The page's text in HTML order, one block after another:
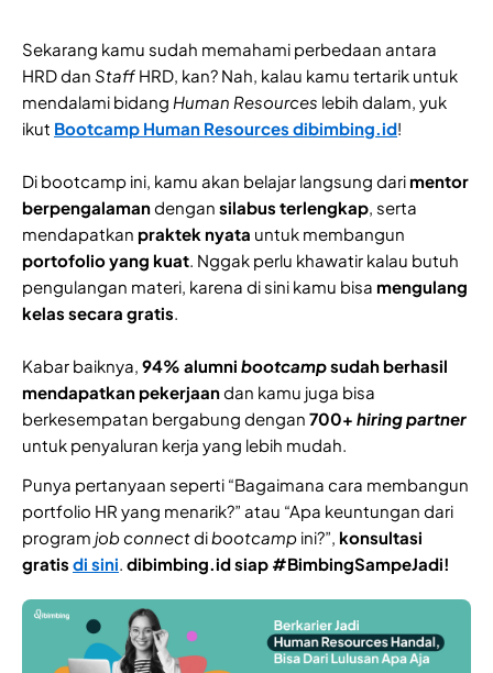
Sekarang kamu sudah memahami perbedaan antara
HRD dan Staff HRD, kan? Nah, kalau kamu tertarik untuk
mendalami bidang Human Resources lebih dalam, yuk
ikut Bootcamp Human Resources dibimbing.id!
Di bootcamp ini, kamu akan belajar langsung darimentor
berpengalamandengan silabus terlengkap, serta
mendapatkan praktek nyata untuk membangun
portofolio yang kuat. Nggak perlu khawatir kalau butuh
pengulangan materi, karena di sini kamu bisa mengulang
kelas secara gratis.
Kabar baiknya, 94% alumni bootcampsudah berhasil
mendapatkan pekerjaandan kamu juga bisa
berkesempatan bergabung dengan 700+ hiring partner
untuk penyaluran kerja yang lebih mudah.
Punya pertanyaan seperti “Bagaimana cara membangun
portfolio HR yang menarik?” atau “Apa keuntungan dari
program job connectdibootcamp ini?”, konsultasi
gratis di sini. dibimbing.id siap #BimbingSampeJadi!